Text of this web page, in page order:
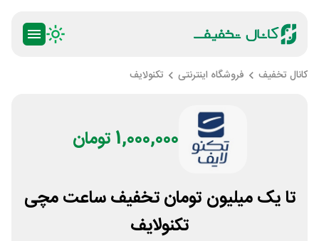
کانال تخفیف فروشگاه اینترنتی تکنولایف
1,000,000 تومان
تا یک میلیون تومان تخفیف ساعت مچی
تکنولایف